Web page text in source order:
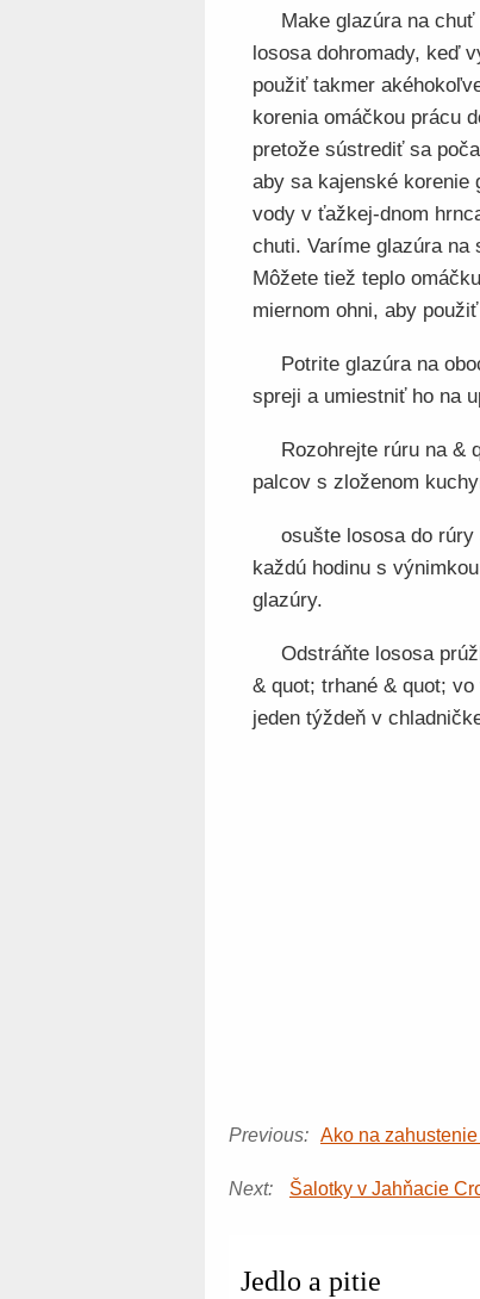
Make glazúra na
lososa dohromady, keď
použiť takmer
korenia omáčkou prácu
pretože sústrediť sa
aby sa kajenské korenie
vody v ťažkej-dnom
chuti. Varíme glazúra na
Môžete tiež teplo
miernom ohni, aby
Potrite glazúra na
spreji a umiestniť ho na
Rozohrejte rúru na &
palcov s zloženom
osušte lososa do
každú hodinu s
glazúry.
Odstráňte lososa
& quot; trhané & quot;
jeden týždeň v
Previous: Ako na
Next: Šalotky v Jahňacie
Jedlo a pitie